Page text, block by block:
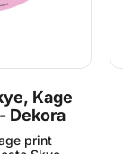
Kage
Dekora
print